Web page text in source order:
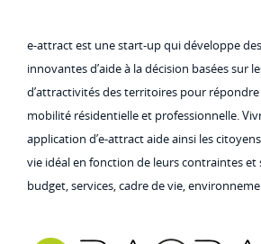
e-attract est une start-up qui développe
innovantes d’aide à la décision basées sur
d’attractivités des territoires pour
mobilité résidentielle et professionnelle.
application d’e-attract aide ainsi les
vie idéal en fonction de leurs contraintes
budget, services, cadre de vie,